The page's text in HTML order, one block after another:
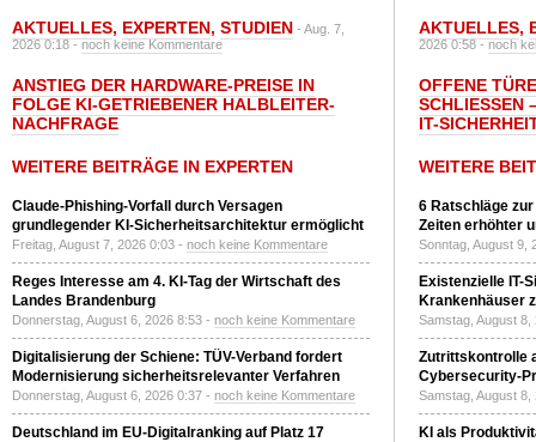
AKTUELLES, EXPERTEN, STUDIEN - Aug. 7,
2026 0:18 -noch keine Kommentare
ANSTIEG DER HARDWARE-PREISE IN
FOLGE KI-GETRIEBENER HALBLEITER-
NACHFRAGE
WEITERE BEITRÄGE IN EXPERTEN
Claude-Phishing-Vorfall durch Versagen
grundlegender KI-Sicherheitsarchitektur ermöglicht
Freitag, August 7, 2026 0:03 - noch keine Kommentare
Reges Interesse am 4. KI-Tag der Wirtschaft des
Landes Brandenburg
Donnerstag, August 6, 2026 8:53 - noch keine Kommentare
Digitalisierung der Schiene: TÜV-Verband fordert
Modernisierung sicherheitsrelevanter Verfahren
Donnerstag, August 6, 2026 0:37 - noch keine Kommentare
Deutschland im EU-Digitalranking auf Platz 17
AKTUELLES,
2026 0:58 -noch
OFFENE
SCHLIESSEN
T-
WEITERE
6 Ratschläge
Zeiten erhöhter
Sonntag, August 9,
Existenzielle IT-
Krankenhäuser
Samstag, August
Zutrittskontrolle
Cybersecurity-
Samstag, August
KI als